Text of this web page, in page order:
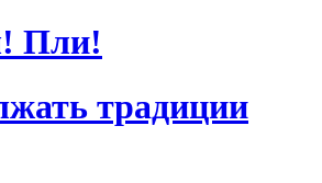
Пли!
традиции